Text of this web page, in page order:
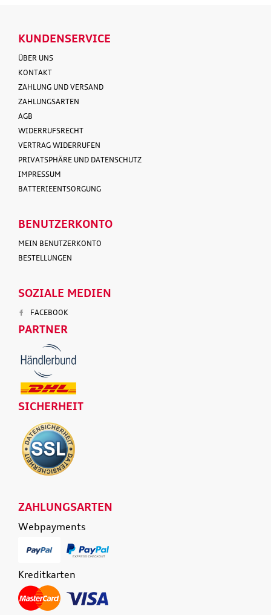
KUNDENSERVICE
ÜBER UNS
KONTAKT
ZAHLUNG UND VERSAND
ZAHLUNGSARTEN
AGB
WIDERRUFSRECHT
VERTRAG WIDERRUFEN
PRIVATSPHÄRE UND DATENSCHUTZ
IMPRESSUM
BATTERIEENTSORGUNG
BENUTZERKONTO
MEIN BENUTZERKONTO
BESTELLUNGEN
SOZIALE MEDIEN
FACEBOOK
PARTNER
SICHERHEIT
ZAHLUNGSARTEN
Webpayments
Kreditkarten